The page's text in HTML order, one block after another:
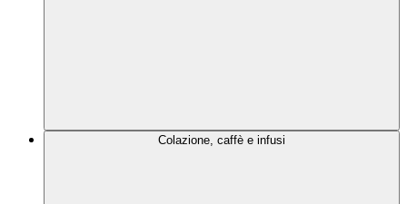
Colazione, caffè e infusi